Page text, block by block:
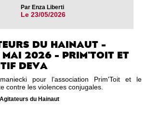
Par Enza Liberti
Le 23/05/2026
DU HAINAUT -
2026 - PRIM'TOIT ET
DEVA
pour l’association Prim'Toit et le
contre les violences conjugales.
du Hainaut